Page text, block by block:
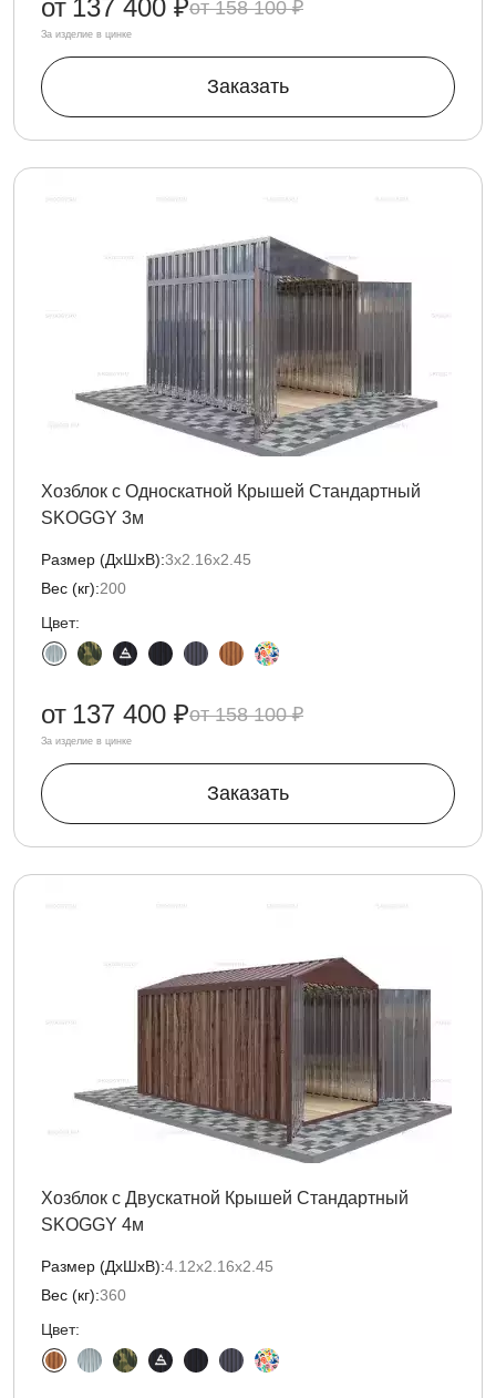
158 100 ₽
от 137 400 ₽
За изделие в цинке
Заказать
Хозблок с Односкатной Крышей Стандартный
SKOGGY 3м
Размер (ДxШxВ):3х2.16х2.45
Вес (кг):200
Цвет:
158 100 ₽
от 137 400 ₽
За изделие в цинке
Заказать
Хозблок с Двускатной Крышей Стандартный
SKOGGY 4м
Размер (ДxШxВ):4.12х2.16х2.45
Вес (кг):360
Цвет: